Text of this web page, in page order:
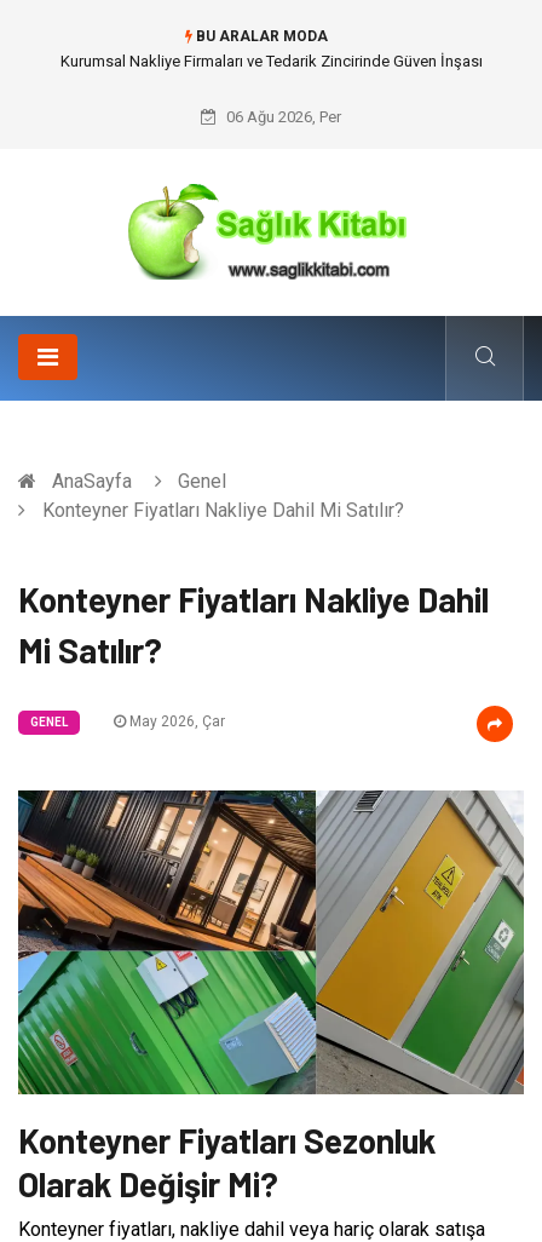
BU ARALAR MODA
Dalaman Kalkan Transfer: Kişiselleştirilmiş Hizmet Ve Uç Nokta Konforu
06 Ağu 2026, Per
AnaSayfa
Genel
Konteyner Fiyatları Nakliye Dahil Mi Satılır?
Konteyner Fiyatları Nakliye Dahil
Mi Satılır?
GENEL May 2026, Çar
Konteyner Fiyatları Sezonluk
Olarak Değişir Mi?
Konteyner fiyatları, nakliye dahil veya hariç olarak satışa